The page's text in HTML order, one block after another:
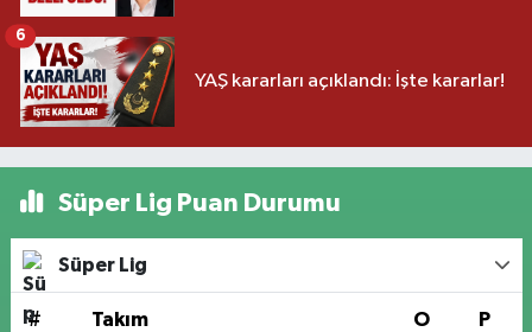
YAŞ kararları açıklandı: İşte kararlar!
6
Süper Lig Puan Durumu
Süper Lig
# Takım O P